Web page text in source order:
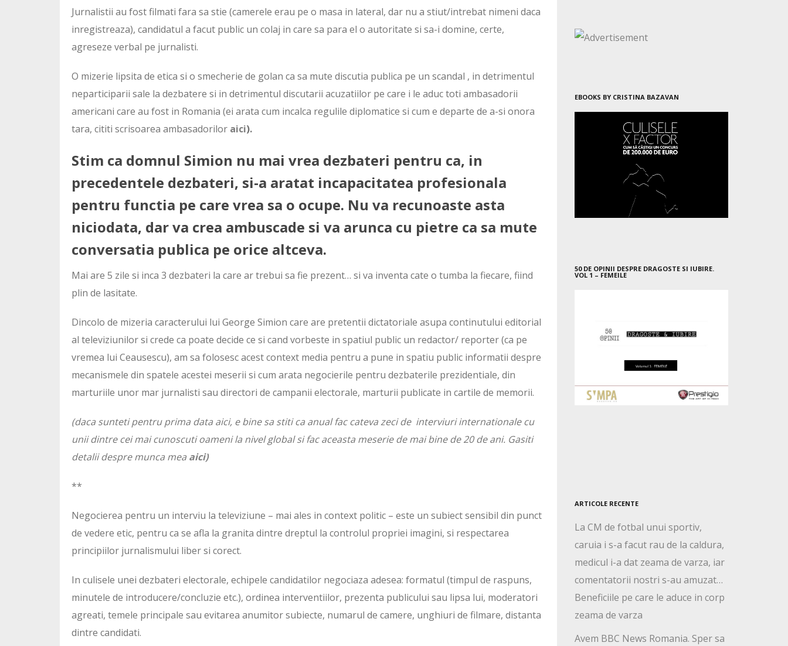
Jurnalistii au fost filmati fara sa stie (camerele erau pe o masa in lateral, dar nu a stiut/intrebat nimeni daca
inregistreaza), candidatul a facut public un colaj in care sa para el o autoritate si sa-i domine, certe,
agreseze verbal pe jurnalisti.
O mizerie lipsita de etica si o smecherie de golan ca sa mute discutia publica pe un scandal , in detrimentul
neparticiparii sale la dezbatere si in detrimentul discutarii acuzatiilor pe care i le aduc toti ambasadorii
americani care au fost in Romania (ei arata cum incalca regulile diplomatice si cum e departe de a-si onora
tara, cititi scrisoarea ambasadorilor aici).
Stim ca domnul Simion nu mai vrea dezbateri pentru ca, in
precedentele dezbateri, si-a aratat incapacitatea profesionala
pentru functia pe care vrea sa o ocupe. Nu va recunoaste asta
niciodata, dar va crea ambuscade si va arunca cu pietre ca sa mute
conversatia publica pe orice altceva.
Mai are 5 zile si inca 3 dezbateri la care ar trebui sa fie prezent… si va inventa cate o tumba la fiecare, fiind
plin de lasitate.
Dincolo de mizeria caracterului lui George Simion care are pretentii dictatoriale asupa continutului editorial
al televiziunilor si crede ca poate decide ce si cand vorbeste in spatiul public un redactor/ reporter (ca pe
vremea lui Ceausescu), am sa folosesc acest context media pentru a pune in spatiu public informatii despre
mecanismele din spatele acestei meserii si cum arata negocierile pentru dezbaterile prezidentiale, din
marturiile unor mar jurnalisti sau directori de campanii electorale, marturii publicate in cartile de memorii.
(daca sunteti pentru prima data aici, e bine sa stiti ca anual fac cateva zeci de interviuri internationale cu
unii dintre cei mai cunoscuti oameni la nivel global si fac aceasta meserie de mai bine de 20 de ani. Gasiti
detalii despre munca mea aici)
**
Negocierea pentru un interviu la televiziune – mai ales in context politic – este un subiect sensibil din punct
de vedere etic, pentru ca se afla la granita dintre dreptul la controlul propriei imagini, si respectarea
principiilor jurnalismului liber si corect.
In culisele unei dezbateri electorale, echipele candidatilor negociaza adesea: formatul (timpul de raspuns,
minutele de introducere/concluzie etc.), ordinea interventiilor, prezenta publicului sau lipsa lui, moderatori
agreati, temele principale sau evitarea anumitor subiecte, numarul de camere, unghiuri de filmare, distanta
dintre candidati.
EBOOKS BY CRISTINA BAZAVAN
50 DE OPINII DESPRE DRAGOSTE SI IUBIRE.
VOL 1 – FEMEILE
ARTICOLE RECENTE
La CM de fotbal unui sportiv,
caruia i s-a facut rau de la caldura,
medicul i-a dat zeama de varza, iar
comentatorii nostri s-au amuzat…
Beneficiile pe care le aduce in corp
zeama de varza
Avem BBC News Romania. Sper sa